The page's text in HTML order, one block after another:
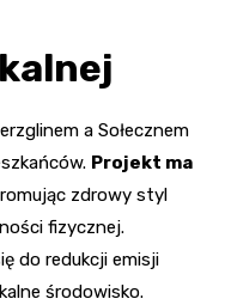
a Sołecznem
Projekt ma
zdrowy styl
fizycznej.
do redukcji emisji
środowisko.